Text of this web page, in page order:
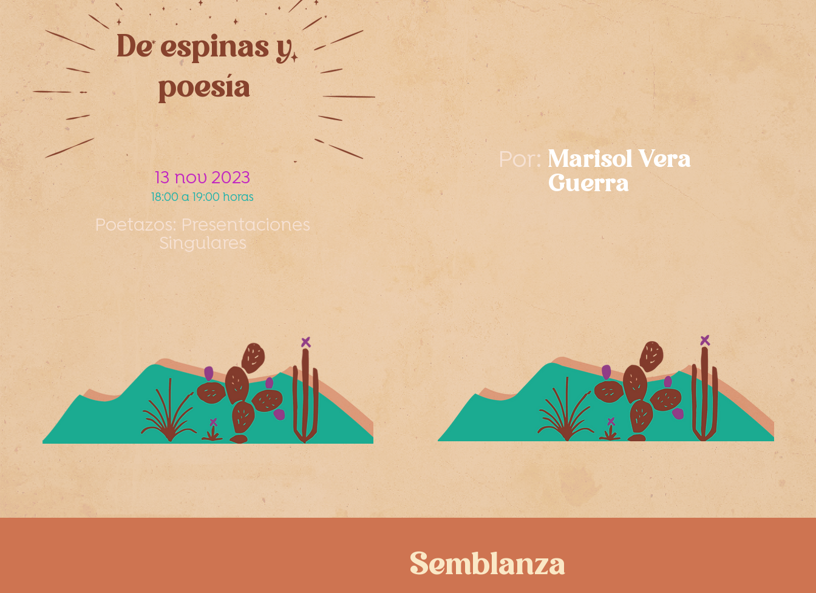
De espinas y
poesía
13 nov 2023
18:00 a 19:00 horas
Poetazos: Presentaciones
Singulares
Marisol Vera
Guerra
Por:
Semblanza